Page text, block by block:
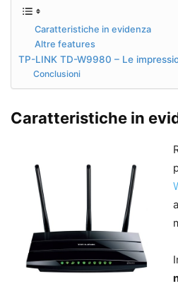
Caratteristiche in evidenza
Altre features
TP-LINK TD-W9980 – Le
Conclusioni
Caratteristiche in